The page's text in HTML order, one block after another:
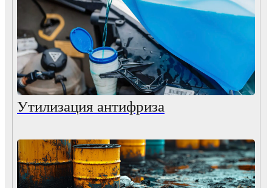
Утилизация антифриза